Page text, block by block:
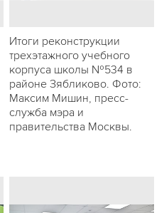
Итоги реконструкции
трехэтажного учебного
корпуса школы №534 в
районе Зябликово. Фото:
Максим Мишин, пресс-
служба мэра и
правительства Москвы.